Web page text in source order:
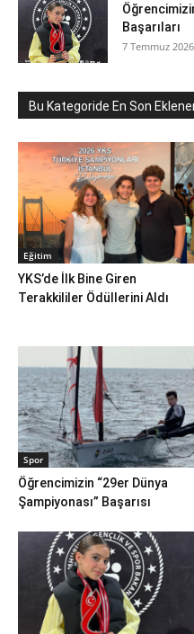
Başarıları
7 Temmuz 2026
Bu Kategoride En Son
Eğitim
YKS’de İlk Bine Giren
Terakkililer Ödüllerini Aldı
Spor
Öğrencimizin “29er Dünya
Şampiyonası” Başarısı